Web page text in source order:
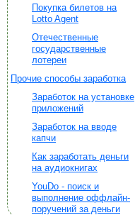
Покупка билетов на
Lotto Agent
Отечественные
государственные
лотереи
Прочие способы заработка
Заработок на установке
приложений
Заработок на вводе
капчи
Как заработать деньги
на аудиокнигах
YouDo - поиск и
выполнение оффлайн-
поручений за деньги